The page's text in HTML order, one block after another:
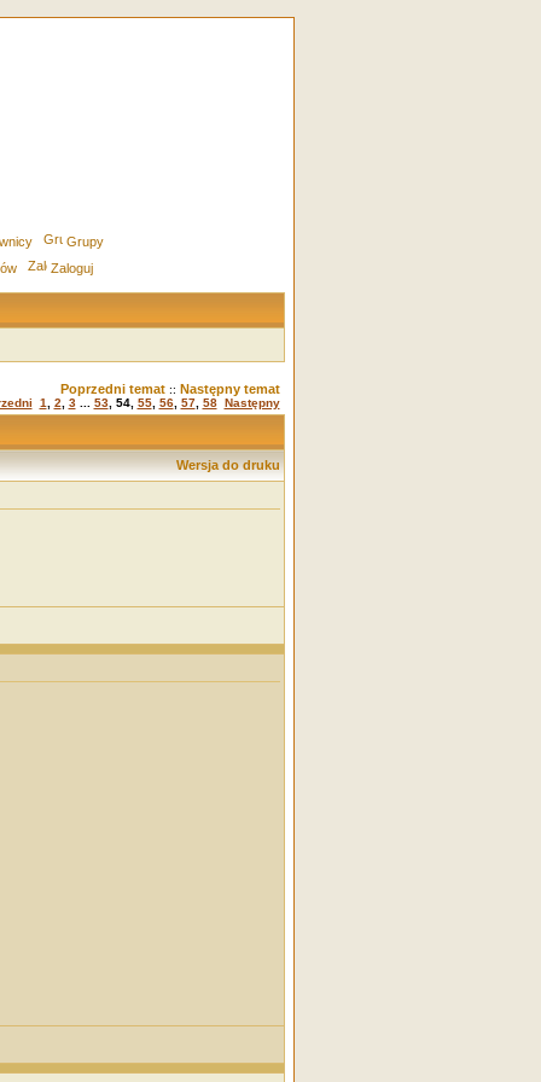
Grupy
Zaloguj
Poprzedni temat:: Następny temat
1 2 3... 53, 54, 55, 56, 57, 58 Następny
Wersja do druku